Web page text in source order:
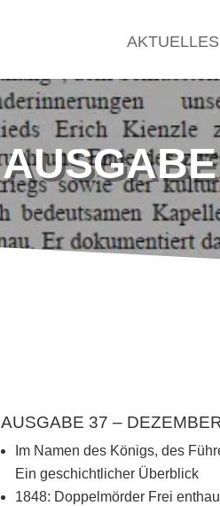
AKTUELLES
AUSGABE 37 –
Im Namen des Königs, des
Ein geschichtlicher Überblick
1848: Doppelmörder Frei